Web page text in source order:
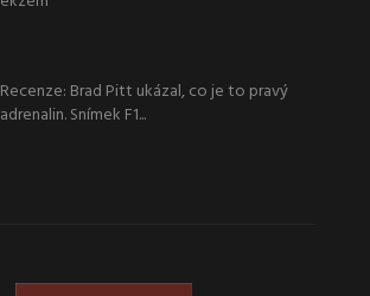
Recenze: Brad Pitt ukázal, co je to pravý
adrenalin. Snímek F1...